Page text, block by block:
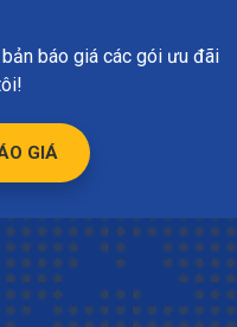
báo giá các gói ưu đãi
GIÁ